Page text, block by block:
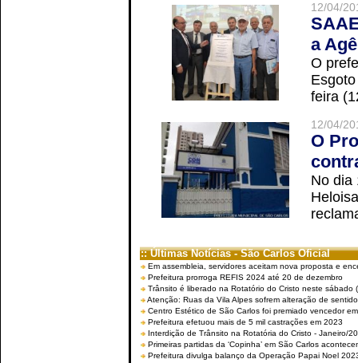
12/04/
a
O
feira
12/04/
O
No dia
:: Últimas Notícias - São Carlos Oficial
Em assembleia, servidores aceitam nova proposta e
Prefeitura prorroga REFIS 2024 até 20 de dezembro
Trânsito é liberado na Rotatório do Cristo neste sábado
Atenção: Ruas da Vila Alpes sofrem alteração de
Centro Estético de São Carlos foi premiado vencedor
Prefeitura efetuou mais de 5 mil castrações em 2023
Interdição de Trânsito na Rotatória do Cristo - Janeiro/
Primeiras partidas da ‘Copinha’ em São Carlos
Prefeitura divulga balanço da Operação Papai Noel